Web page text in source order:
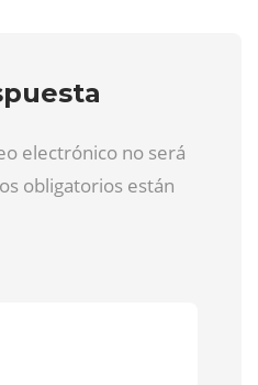
electrónico no será
obligatorios están